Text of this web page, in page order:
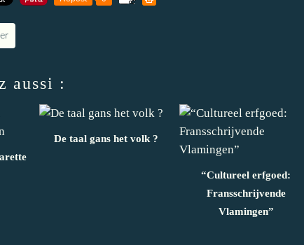
aussi :
De taal gans het volk ?
“Cultureel erfgoed:
Fransschrijvende
Vlamingen”